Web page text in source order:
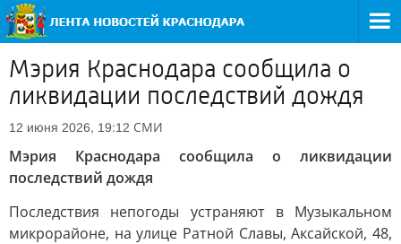
Мэрия Краснодара сообщила о
ликвидации последствий дождя
12 июня 2026, 19:12 СМИ
Мэрия Краснодара сообщила о ликвидации
последствий дождя
Последствия непогоды устраняют в Музыкальном
микрорайоне, на улице Ратной Славы, Аксайской, 48,